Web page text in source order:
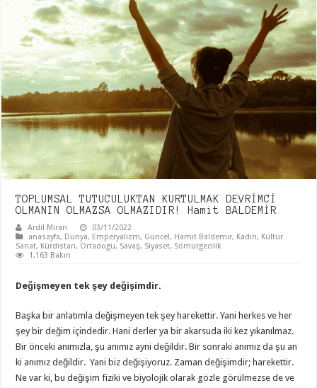
TOPLUMSAL TUTUCULUKTAN KURTULMAK DEVRİMCİ
OLMANIN OLMAZSA OLMAZIDIR! Hamit BALDEMİR
Ardil Miran
03/11/2022
anasayfa, Dünya, Emperyalizm, Güncel, Hamit Baldemir, Kadın, Kültür
Sanat, Kürdistan, Ortadogu, Savaş, Siyaset, Sömürgecilik
1,163 Bakın
Değişmeyen tek şey değişimdir.
Başka bir anlatımla değişmeyen tek şey harekettir. Yani herkes ve her
şey bir değim içindedir. Hani derler ya bir akarsuda iki kez yıkanılmaz.
Bir önceki anımızla, şu anımız ayni değildir. Bir sonraki anımız da şu an
ki anımız değildir. Yani biz değişiyoruz. Zaman değişimdir; harekettir.
Ne var ki, bu değişim fiziki ve biyolojik olarak gözle görülmezse de ve